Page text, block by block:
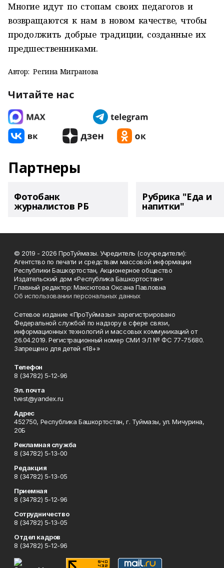
Многие идут по стопам своих педагогов и
возвращаются к нам в новом качестве, чтобы
продолжить добрые традиции, созданные их
предшественниками.
Автор: Регина Мигранова
Читайте нас
Партнеры
Фотобанк
журналистов РБ
Рубрика "Еда и
напитки"
© 2019 - 2026 ПроТуймазы. Учредитель (соучредители):
Агентство по печати и средствам массовой информации
Республики Башкортостан, Акционерное общество
Издательский дом «Республика Башкортостан»
Главный редактор: Максютова Оксана Павловна
Об использовании персональных данных
Сетевое издание «ПроТуймазы» зарегистрировано
Федеральной службой по надзору в сфере связи,
информационных технологий и массовых коммуникаций от
26.04.2019. Регистрационный номер СМИ ЭЛ № ФС 77-75680.
Запрещено для детей «18+»
Телефон
8 (34782) 5-12-96
Эл. почта
tvest@yandex.ru
Адрес
452750, Республика Башкортостан, г. Туймазы, ул. Мичурина,
20Б
Рекламная служба
8 (34782) 5-13-00
Редакция
8 (34782) 5-13-05
Приемная
8 (34782) 5-12-96
Сотрудничество
8 (34782) 5-13-05
Отдел кадров
8 (34782) 5-12-96